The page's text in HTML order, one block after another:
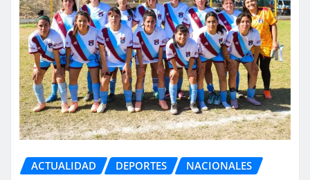
ACTUALIDAD DEPORTES NACIONALES